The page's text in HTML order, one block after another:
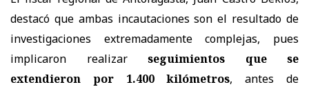
destacó que ambas incautaciones son el resultado de
investigaciones extremadamente complejas, pues
implicaron realizar seguimientos que se
extendieron por 1.400 kilómetros, antes de